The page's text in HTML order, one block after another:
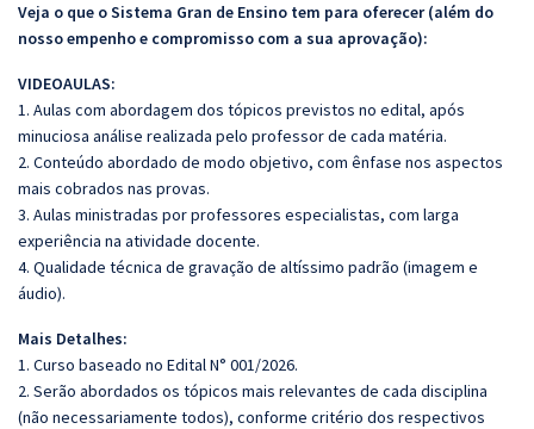
Veja o que o Sistema Gran de Ensino tem para oferecer (além do
nosso empenho e compromisso com a sua aprovação):
VIDEOAULAS:
1. Aulas com abordagem dos tópicos previstos no edital, após
minuciosa análise realizada pelo professor de cada matéria.
2. Conteúdo abordado de modo objetivo, com ênfase nos aspectos
mais cobrados nas provas.
3. Aulas ministradas por professores especialistas, com larga
experiência na atividade docente.
4. Qualidade técnica de gravação de altíssimo padrão (imagem e
áudio).
Mais Detalhes:
1. Curso baseado no Edital N° 001/2026.
2. Serão abordados os tópicos mais relevantes de cada disciplina
(não necessariamente todos), conforme critério dos respectivos